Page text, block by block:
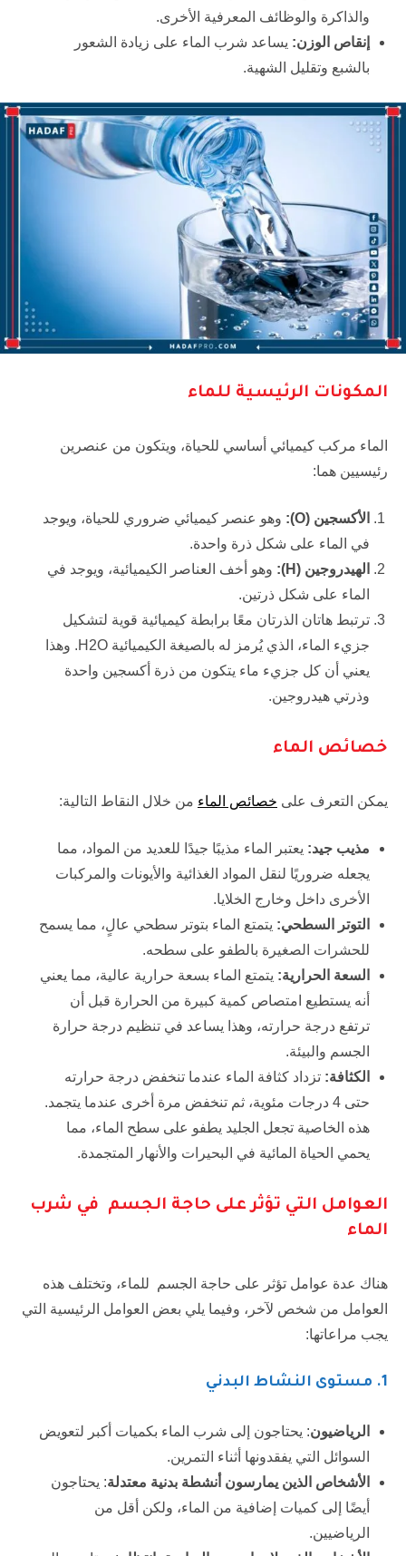
والذاكرة والوظائف المعرفية الأخرى.
إنقاص الوزن: يساعد شرب الماء على زيادة الشعور
بالشبع وتقليل الشهية.
المكونات الرئيسية للماء
الماء مركب كيميائي أساسي للحياة، ويتكون من عنصرين
رئيسيين هما:
الأكسجين (O
): وهو عنصر كيميائي ضروري للحياة، ويوجد
في الماء على شكل ذرة واحدة.
الهيدروجين ( H
): وهو أخف العناصر الكيميائية، ويوجد في
الماء على شكل ذرتين.
ترتبط هاتان الذرتان معًا برابطة كيميائية قوية لتشكيل
جزيء الماء، الذي يُرمز له بالصيغة الكيميائية H2O. وهذا
يعني أن كل جزيء ماء يتكون من ذرة أكسجين واحدة
وذرتي هيدروجين.
خصائص الماء
يمكن التعرف على خصائص الماء من خلال النقاط التالية:
مذيب جيد: يعتبر الماء مذيبًا جيدًا للعديد من المواد، مما
يجعله ضروريًا لنقل المواد الغذائية والأيونات والمركبات
الأخرى داخل وخارج الخلايا.
التوتر السطحي: يتمتع الماء بتوتر سطحي عالٍ، مما يسمح
للحشرات الصغيرة بالطفو على سطحه.
السعة الحرارية: يتمتع الماء بسعة حرارية عالية، مما يعني
أنه يستطيع امتصاص كمية كبيرة من الحرارة قبل أن
ترتفع درجة حرارته، وهذا يساعد في تنظيم درجة حرارة
الجسم والبيئة.
الكثافة: تزداد كثافة الماء عندما تنخفض درجة حرارته
حتى 4 درجات مئوية، ثم تنخفض مرة أخرى عندما يتجمد.
هذه الخاصية تجعل الجليد يطفو على سطح الماء، مما
يحمي الحياة المائية في البحيرات والأنهار المتجمدة.
العوامل التي تؤثر على حاجة الجسم في شرب
الماء
هناك عدة عوامل تؤثر على حاجة الجسم للماء، وتختلف هذه
العوامل من شخص لآخر، وفيما يلي بعض العوامل الرئيسية التي
يجب مراعاتها:
1. مستوى النشاط البدني
الرياضيون: يحتاجون إلى شرب الماء بكميات أكبر لتعويض
السوائل التي يفقدونها أثناء التمرين.
الأشخاص الذين يمارسون أنشطة بدنية معتدلة: يحتاجون
أيضًا إلى كميات إضافية من الماء، ولكن أقل من
الرياضيين.